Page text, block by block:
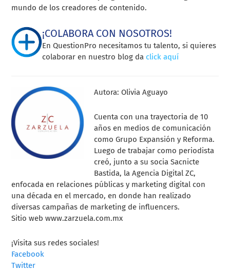
mundo de los creadores de contenido.
¡COLABORA CON NOSOTROS!
En QuestionPro necesitamos tu talento, si quieres
colaborar en nuestro blog da click aquí
Autora: Olivia Aguayo
Cuenta con una trayectoria de 10
años en medios de comunicación
como Grupo Expansión y Reforma.
Luego de trabajar como periodista
creó, junto a su socia Sacnicte
Bastida, la Agencia Digital ZC,
enfocada en relaciones públicas y marketing digital con
una década en el mercado, en donde han realizado
diversas campañas de marketing de influencers.
Sitio web www.zarzuela.com.mx
¡Visita sus redes sociales!
Facebook
Twitter